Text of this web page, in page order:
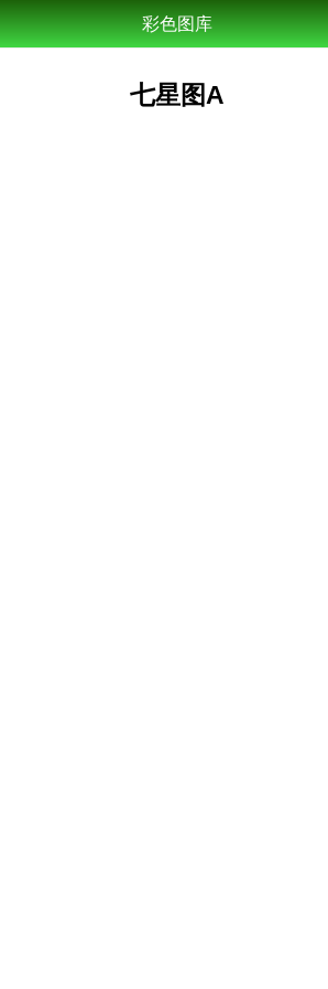
彩色图库
七星图A